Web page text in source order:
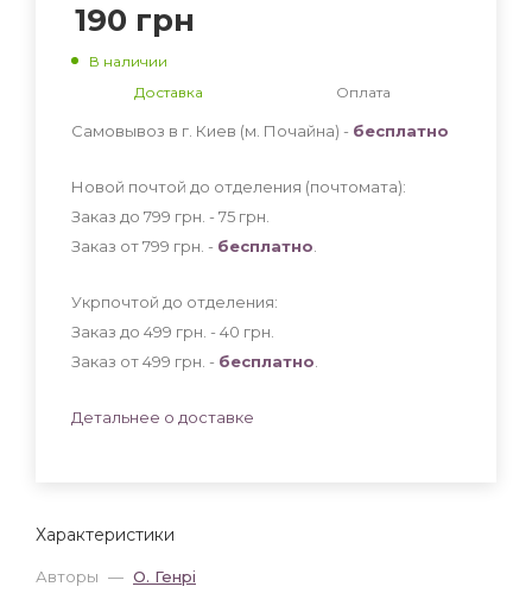
Характеристики
Авторы — О. Генрі
190 грн
В наличии
Доставка
Оплата
Самовывоз в г. Киев (м. Почайна) - бесплатно
Новой почтой до отделения (почтомата):
Заказ до 799 грн. - 75 грн
Заказ от 799 грн. - бесплатно
Укрпочтой до отделения:
Заказ до 499 грн. - 40 грн
Заказ от 499 грн. - бесплатно
Детальнее о доставке